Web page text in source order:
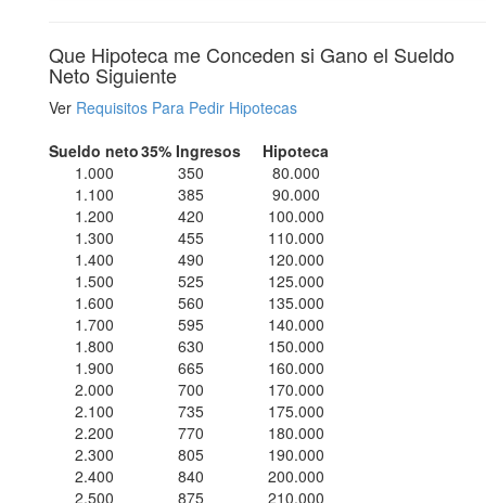
Que Hipoteca me Conceden si Gano el Sueldo
Neto Siguiente
Ver Requisitos Para Pedir Hipotecas
Sueldo neto35% Ingresos
Hipoteca
1.000
350
80.000
1.100
385
90.000
1.200
420
100.000
1.300
455
110.000
1.400
490
120.000
1.500
525
125.000
1.600
560
135.000
1.700
595
140.000
1.800
630
150.000
1.900
665
160.000
2.000
700
170.000
2.100
735
175.000
2.200
770
180.000
2.300
805
190.000
2.400
840
200.000
2.500
875 210.000